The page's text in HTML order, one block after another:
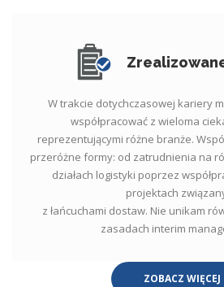
W trakcie dotychczasowej kariery
współpracować z wieloma
reprezentującymi różne branże.
przeróżne formy: od zatrudnienia na
działach logistyki poprzez
projektach
z łańcuchami dostaw. Nie unikam
zasadach interim
ZOBACZ WIĘCEJ